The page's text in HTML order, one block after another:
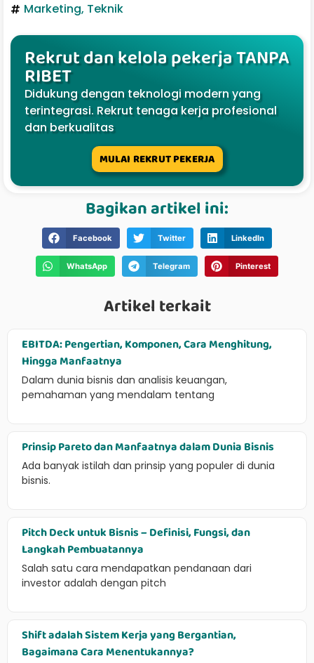
Marketing, Teknik
Rekrut dan kelola pekerja TANPA
RIBET
Didukung dengan teknologi modern yang
terintegrasi. Rekrut tenaga kerja profesional
dan berkualitas
MULAI REKRUT PEKERJA
Bagikan artikel ini:
Facebook Twitter LinkedIn
WhatsApp Telegram Pinterest
Artikel terkait
EBITDA: Pengertian, Komponen, Cara Menghitung,
Hingga Manfaatnya
Dalam dunia bisnis dan analisis keuangan,
pemahaman yang mendalam tentang
Prinsip Pareto dan Manfaatnya dalam Dunia Bisnis
Ada banyak istilah dan prinsip yang populer di dunia
bisnis.
Pitch Deck untuk Bisnis – Definisi, Fungsi, dan
Langkah Pembuatannya
Salah satu cara mendapatkan pendanaan dari
investor adalah dengan pitch
Shift adalah Sistem Kerja yang Bergantian,
Bagaimana Cara Menentukannya?